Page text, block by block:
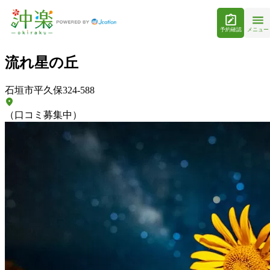
予約確認 メニュー
流れ星の丘
石垣市平久保324-588
（口コミ募集中）